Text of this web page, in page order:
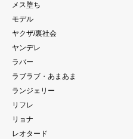
メス堕ち
モデル
ヤクザ/裏社会
ヤンデレ
ラバー
ラブラブ・あまあま
ランジェリー
リフレ
リョナ
レオタード